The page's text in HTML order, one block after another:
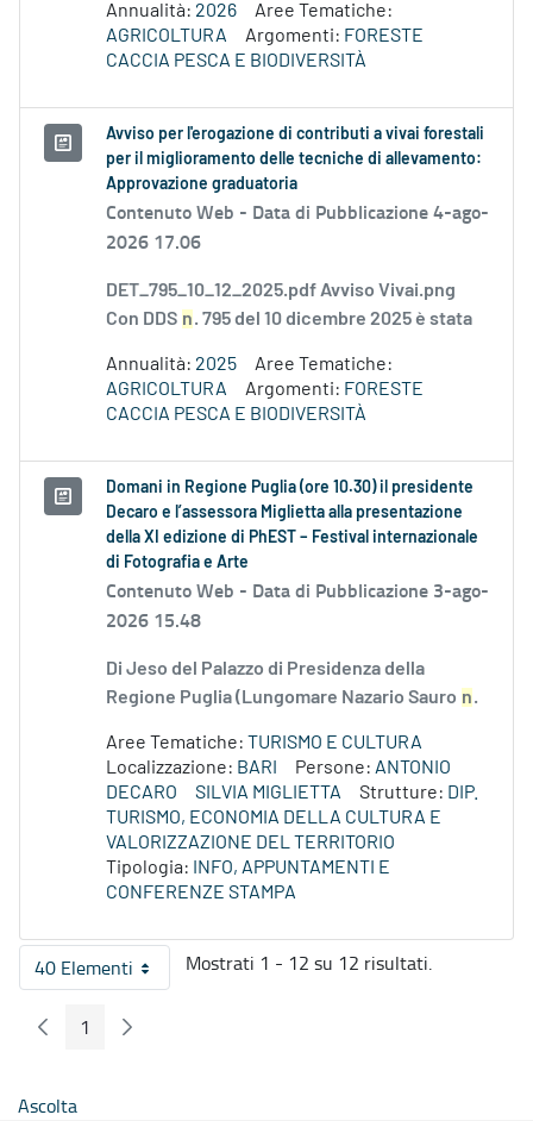
Annualità: 2026
Aree Tematiche:
AGRICOLTURA
Argomenti: FORESTE
CACCIA PESCA E BIODIVERSITÀ
Avviso per l'erogazione di contributi a vivai forestali
per il miglioramento delle tecniche di allevamento:
Approvazione graduatoria
Contenuto Web - Data di Pubblicazione 4-ago-
2026 17.06
DET_795_10_12_2025.pdf Avviso Vivai.png
Con DDS n. 795 del 10 dicembre 2025 è stata
Annualità: 2025
Aree Tematiche:
AGRICOLTURA
Argomenti: FORESTE
CACCIA PESCA E BIODIVERSITÀ
Domani in Regione Puglia (ore 10.30) il presidente
Decaro e l’assessora Miglietta alla presentazione
della XI edizione di PhEST – Festival internazionale
di Fotografia e Arte
Contenuto Web - Data di Pubblicazione 3-ago-
2026 15.48
Di Jeso del Palazzo di Presidenza della
Regione Puglia (Lungomare Nazario Sauro n.
Aree Tematiche: TURISMO E CULTURA
Localizzazione: BARI Persone: ANTONIO
DECARO
SILVIA MIGLIETTA Strutture: DIP.
TURISMO, ECONOMIA DELLA CULTURA E
VALORIZZAZIONE DEL TERRITORIO
Tipologia:
INFO, APPUNTAMENTI E
CONFERENZE STAMPA
40 ElementiPer pagina
Mostrati 1 - 12 su 12 risultati.
Pagina Precedente
Pagina
1 Pagina Seguente
Ascolta